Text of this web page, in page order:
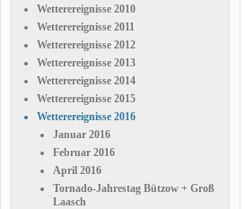
Wetterereignisse 2010
Wetterereignisse 2011
Wetterereignisse 2012
Wetterereignisse 2013
Wetterereignisse 2014
Wetterereignisse 2015
Wetterereignisse 2016
Januar 2016
Februar 2016
April 2016
Tornado-Jahrestag Bützow + Groß
Laasch